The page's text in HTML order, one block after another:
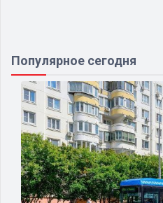
Популярное сегодня